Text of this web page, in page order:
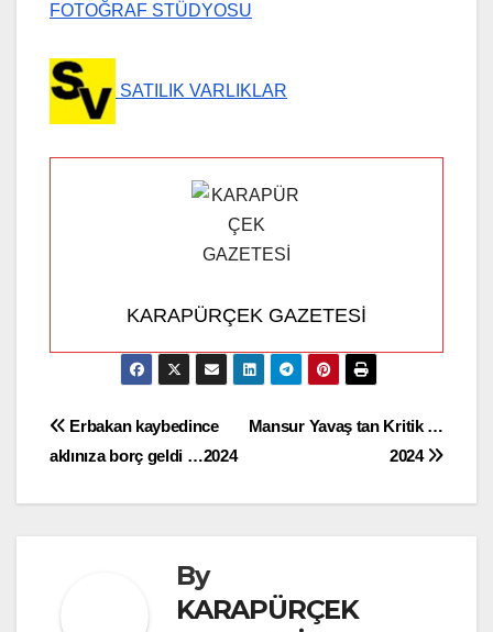
FOTOĞRAF STÜDYOSU
SATILIK VARLIKLAR
KARAPÜRÇEK GAZETESİ
Yazı
gezinmesi
Mansur Yavaş tan Kritik …
2024
Erbakan kaybedince
aklınıza borç geldi …2024
By
KARAPÜRÇEK